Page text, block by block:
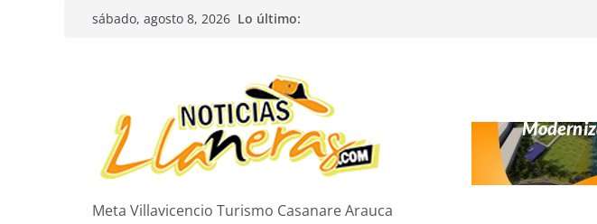
Saltarsábado, agosto 8, 2026 Lo último:
Meta Villavicencio Turismo Casanare Arauca